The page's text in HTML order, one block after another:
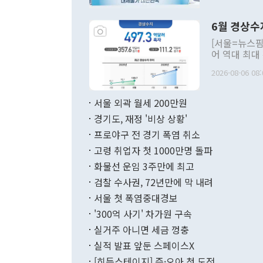
주의적 희망
관의 대북
관 부처 장
관의 무리한
다. [정동영 통일부 장관이 지난달 23일 오후 서울 종로구 정부서울청사에
무너졌다고
함께 4자 대
6월 경상
[서울=뉴스
어 역대 최
료=한국은행] 한국은행이 6일 발표한 '2026년 6월 국제수지(잠정)'
며 월간 기
196.9% 급
수출은
기록했지만
2026-08-06
서울 외곽 월세 200만원
경기도, 재정 '비상 상황'
프로야구 전 경기 폭염 취소
고령 취업자 첫 1000만명 돌파
화물선 운임 3주만에 최고
검찰 수사권, 72년만에 막 내려
서울 첫 폭염중대경보
'300억 사기' 차가원 구속
실거주 아니면 세금 껑충
실적 발표 앞둔 스페이스X